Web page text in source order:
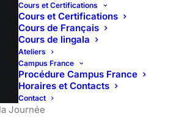
Cours et Certifications
Cours et Certifications
Cours de Français
Cours de lingala
Ateliers
Campus France
Procédure Campus France
Horaires et Contacts
Contact
Journée